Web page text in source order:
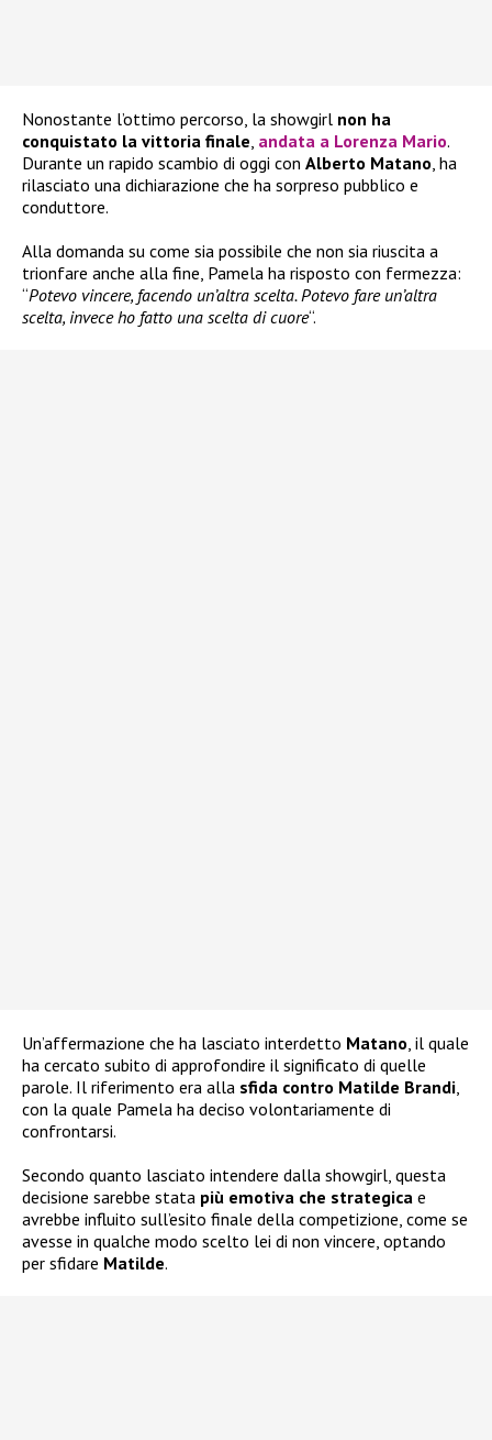
Nonostante l’ottimo percorso, la showgirl non ha
conquistato la vittoria finale, andata a Lorenza Mario.
Durante un rapido scambio di oggi con Alberto Matano, ha
rilasciato una dichiarazione che ha sorpreso pubblico e
conduttore.
Alla domanda su come sia possibile che non sia riuscita a
trionfare anche alla fine, Pamela ha risposto con fermezza:
“Potevo vincere, facendo un’altra scelta. Potevo fare un’altra
scelta, invece ho fatto una scelta di cuore“.
Un’affermazione che ha lasciato interdetto Matano, il quale
ha cercato subito di approfondire il significato di quelle
parole. Il riferimento era alla sfida contro Matilde Brandi,
con la quale Pamela ha deciso volontariamente di
confrontarsi.
Secondo quanto lasciato intendere dalla showgirl, questa
decisione sarebbe stata più emotiva che strategica e
avrebbe influito sull’esito finale della competizione, come se
avesse in qualche modo scelto lei di non vincere, optando
per sfidare Matilde.